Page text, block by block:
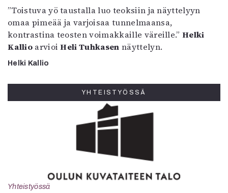
”Toistuva yö taustalla luo teoksiin ja näyttelyyn
omaa pimeää ja varjoisaa tunnelmaansa,
kontrastina teosten voimakkaille väreille.”Helki
KallioarvioiHeli Tuhkasen näyttelyn.
Helki Kallio
YHTEISTYÖSSÄ
Yhteistyössä